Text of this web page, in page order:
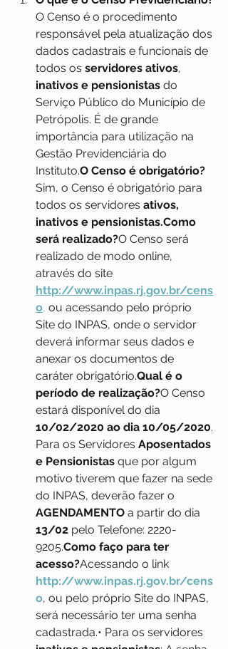
O Censo é o procedimento
responsável pela atualização dos
dados cadastrais e funcionais de
todos os servidores ativos,
inativos e pensionistas do
Serviço Público do Município de
Petrópolis. É de grande
importância para utilização na
Gestão Previdenciária do
Instituto.O Censo é obrigatório?
Sim, o Censo é obrigatório para
todos os servidores ativos,
inativos e pensionistas.Como
será realizado?O Censo será
realizado de modo online,
através do site
http://www.inpas.rj.gov.br/cens
o, ou acessando pelo próprio
Site do INPAS, onde o servidor
deverá informar seus dados e
anexar os documentos de
caráter obrigatório.Qual é o
período de realização?O Censo
estará disponível do dia
10/02/2020 ao dia 10/05/2020.
Para os Servidores Aposentados
e Pensionistas que por algum
motivo tiverem que fazer na sede
do INPAS, deverão fazer o
AGENDAMENTO a partir do dia
13/02 pelo Telefone: 2220-
9205.Como faço para ter
acesso?Acessando o link
http://www.inpas.rj.gov.br/cens
o, ou pelo próprio Site do INPAS,
será necessário ter uma senha
cadastrada.• Para os servidores